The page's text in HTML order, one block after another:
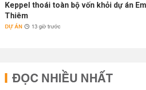
Keppel thoái toàn bộ vốn khỏi dự án
Thiêm
DỰ ÁN 13 giờ trước
ĐỌC NHIỀU NHẤT